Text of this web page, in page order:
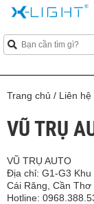
Trang chủ / Liên hệ
VŨ TRỤ
VŨ TRỤ AUTO
Địa chỉ: G1-G3
Cái Răng, Cần Thơ
Hotline: